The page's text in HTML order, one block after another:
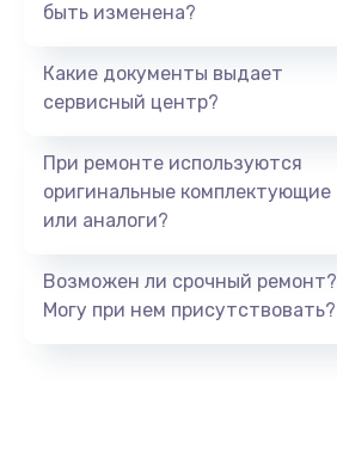
быть изменена?
Какие документы выдает
сервисный центр?
При ремонте используются
оригинальные комплектующие
или аналоги?
Возможен ли срочный ремонт?
Могу при нем присутствовать?